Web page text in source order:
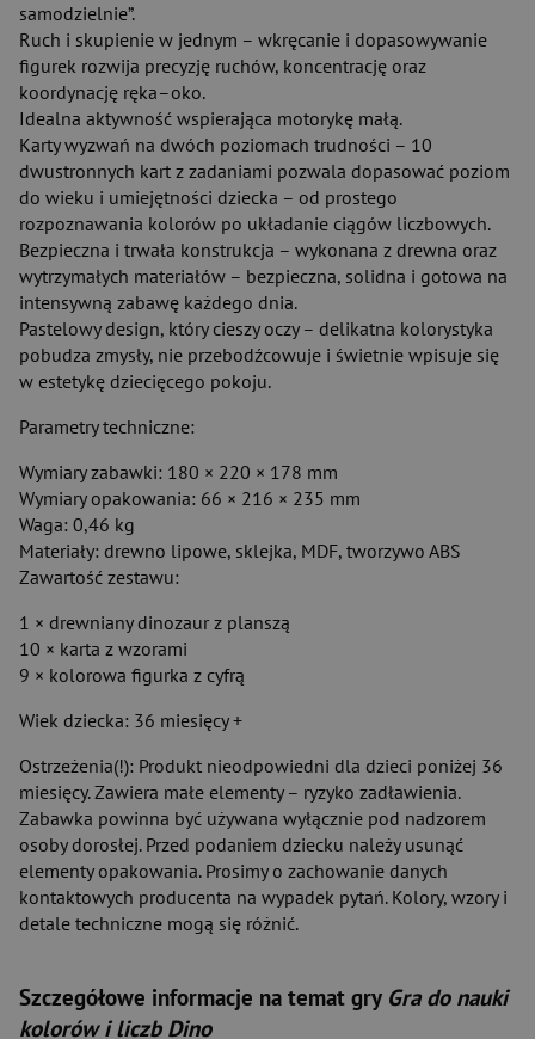
samodzielnie”.
Ruch i skupienie w jednym – wkręcanie i dopasowywanie
figurek rozwija precyzję ruchów, koncentrację oraz
koordynację ręka–oko.
Idealna aktywność wspierająca motorykę małą.
Karty wyzwań na dwóch poziomach trudności – 10
dwustronnych kart z zadaniami pozwala dopasować poziom
do wieku i umiejętności dziecka – od prostego
rozpoznawania kolorów po układanie ciągów liczbowych.
Bezpieczna i trwała konstrukcja – wykonana z drewna oraz
wytrzymałych materiałów – bezpieczna, solidna i gotowa na
intensywną zabawę każdego dnia.
Pastelowy design, który cieszy oczy – delikatna kolorystyka
pobudza zmysły, nie przebodźcowuje i świetnie wpisuje się
w estetykę dziecięcego pokoju.
Parametry techniczne:
Wymiary zabawki: 180 × 220 × 178 mm
Wymiary opakowania: 66 × 216 × 235 mm
Waga: 0,46 kg
Materiały: drewno lipowe, sklejka, MDF, tworzywo ABS
Zawartość zestawu:
1 × drewniany dinozaur z planszą
10 × karta z wzorami
9 × kolorowa figurka z cyfrą
Wiek dziecka: 36 miesięcy +
Ostrzeżenia(!): Produkt nieodpowiedni dla dzieci poniżej 36
miesięcy. Zawiera małe elementy – ryzyko zadławienia.
Zabawka powinna być używana wyłącznie pod nadzorem
osoby dorosłej. Przed podaniem dziecku należy usunąć
elementy opakowania. Prosimy o zachowanie danych
kontaktowych producenta na wypadek pytań. Kolory, wzory i
detale techniczne mogą się różnić.
Szczegółowe informacje na temat gry Gra do nauki
kolorów i liczb Dino